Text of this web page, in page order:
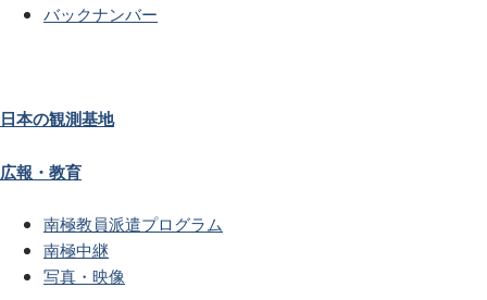
バックナンバー
日本の観測基地
広報・教育
南極教員派遣プログラム
南極中継
写真・映像